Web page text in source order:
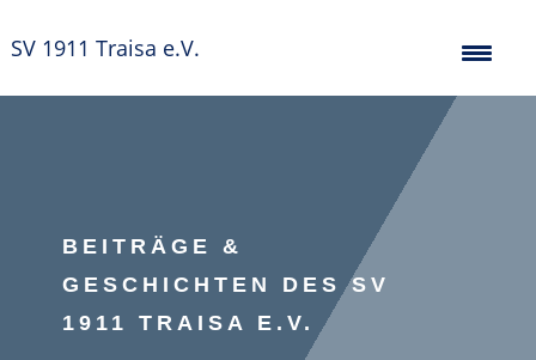
SV 1911 Traisa e.V.
BEITRÄGE &
GESCHICHTEN DES SV
1911 TRAISA E.V.